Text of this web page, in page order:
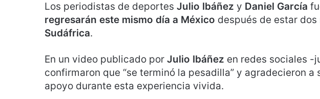
Los periodistas de deportes Julio Ibáñez y Daniel García
regresarán este mismo día a México después de estar dos
Sudáfrica.
En un video publicado por Julio Ibáñez en redes sociales -
confirmaron que “se terminó la pesadilla” y agradecieron a
apoyo durante esta experiencia vivida.